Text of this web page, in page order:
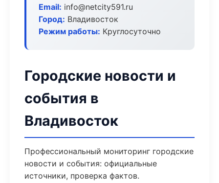
Email: info@netcity591.ru
Город: Владивосток
Режим работы: Круглосуточно
Городские новости и
события в
Владивосток
Профессиональный мониторинг городские
новости и события: официальные
источники, проверка фактов.